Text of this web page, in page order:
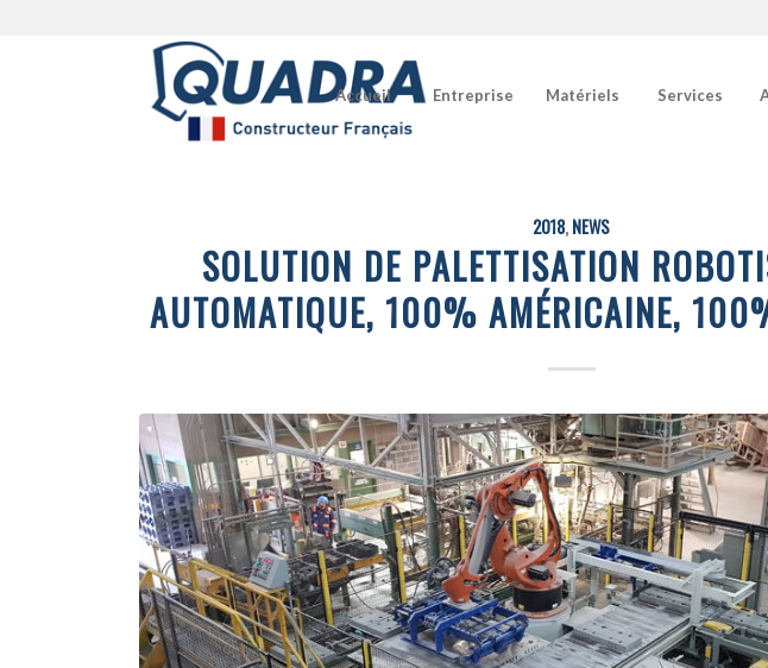
Accueil Entreprise Matériels Services
2018,NEWS
SOLUTION DE PALETTISATION
AUTOMATIQUE, 100% AMÉRICAINE,